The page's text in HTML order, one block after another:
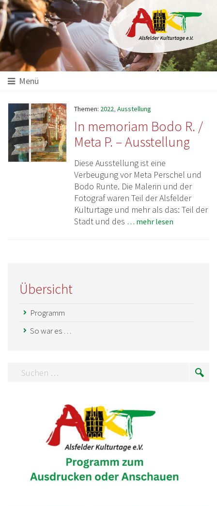
Startseite
Hauptinhalt
Menü
Themen: 2022,Ausstellung
In memoriam Bodo R. /
Meta P. – Ausstellung
Diese Ausstellung ist eine
Verbeugung vor Meta Perschel und
Bodo Runte. Die Malerin und der
Fotograf waren Teil der Alsfelder
Kulturtage und mehr als das: Teil der
Stadt und des … mehr lesen
Übersicht
Programm
So war es …
Suchen